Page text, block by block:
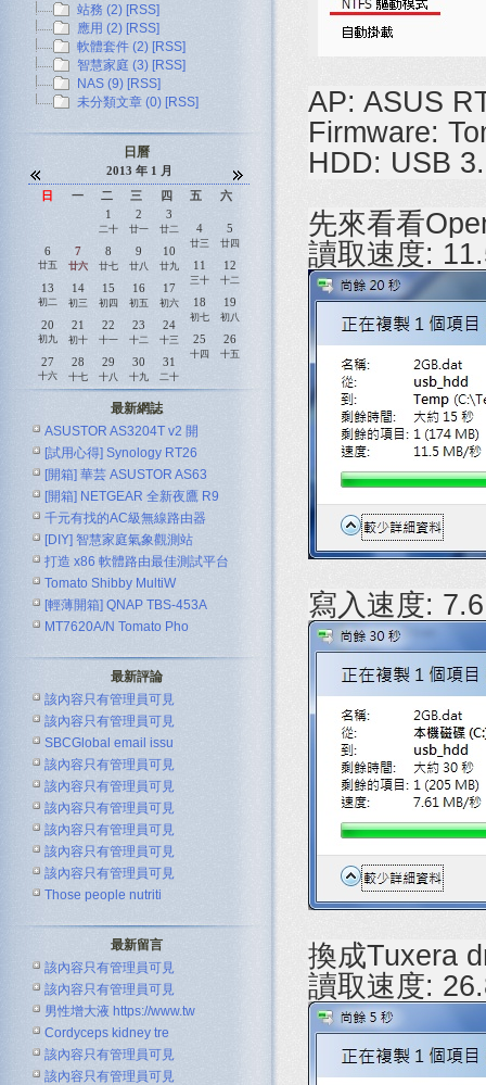
AP: ASUS
Firmware:
HDD: USB
先來看看
讀取速度:
寫入速度:
換成Tuxera
讀取速度:
站務 (2) [RSS]
應用 (2) [RSS]
軟體套件 (2) [RSS]
智慧家庭 (3) [RSS]
NAS (9) [RSS]
未分類文章 (0) [RSS]
日曆
2013 年 1 月
日
一 二 三 四 五
六
1
二十
2
廿一
3
廿二 4
廿三
5
廿四
6
廿五
7
廿六
8
廿七
9
廿八
10
廿九 11
三十
12
十二
13
初二
14
初三
15
初四
16
初五
17
初六 18
初七
19
初八
20
初九
21
初十
22
十一
23
十二
24
十三 25
十四
26
十五
27
十六
28
十七
29
十八
30
十九
31
二十
最新網誌
ASUSTOR AS3204T v2 開
[試用心得] Synology RT26
[開箱] 華芸 ASUSTOR AS63
[開箱] NETGEAR 全新夜鷹 R9
千元有找的AC級無線路由器
ASUS R
[DIY] 智慧家庭氣象觀測站
打造 x86 軟體路由最佳測試平台
Tomato Shibby MultiW
[輕薄開箱] QNAP TBS-453A
MT7620A/N Tomato Pho
最新評論
該內容只有管理員可見
該內容只有管理員可見
SBCGlobal email issu
該內容只有管理員可見
該內容只有管理員可見
該內容只有管理員可見
該內容只有管理員可見
該內容只有管理員可見
該內容只有管理員可見
Those people nutriti
最新留言
該內容只有管理員可見
該內容只有管理員可見
男性增大液 https://www.tw
Cordyceps kidney tre
該內容只有管理員可見
該內容只有管理員可見